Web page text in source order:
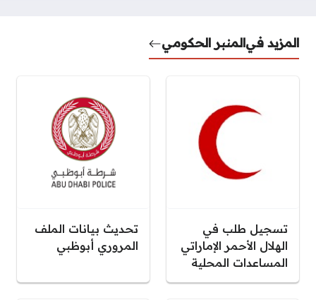
المزيد فيالمنبر الحكومي
تسجيل طلب في
الهلال الأحمر الإماراتي
المساعدات المحلية
تحديث بيانات الملف
المروري أبوظبي